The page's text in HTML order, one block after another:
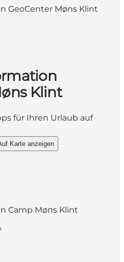
Klint
für Ihren Urlaub auf
GeoCenter
Karte anzeigen
Touristeninformation GeoCenter Møns